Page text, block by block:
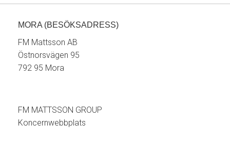
MORA (BESÖKSADRESS)
FM Mattsson AB
Östnorsvägen 95
792 95 Mora
FM MATTSSON GROUP
Koncernwebbplats